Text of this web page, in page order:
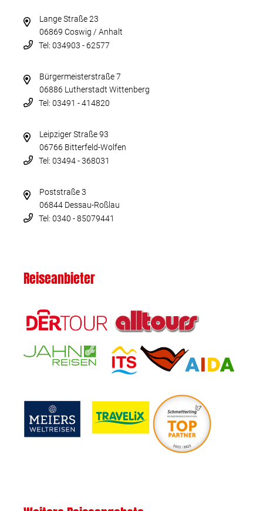
Lange Straße 23
06869 Coswig / Anhalt
Tel: 034903 - 62577
Bürgermeisterstraße 7
06886 Lutherstadt Wittenberg
Tel: 03491 - 414820
Leipziger Straße 93
06766 Bitterfeld-Wolfen
Tel: 03494 - 368031
Poststraße 3
06844 Dessau-Roßlau
Tel: 0340 - 85079441
Reiseanbieter